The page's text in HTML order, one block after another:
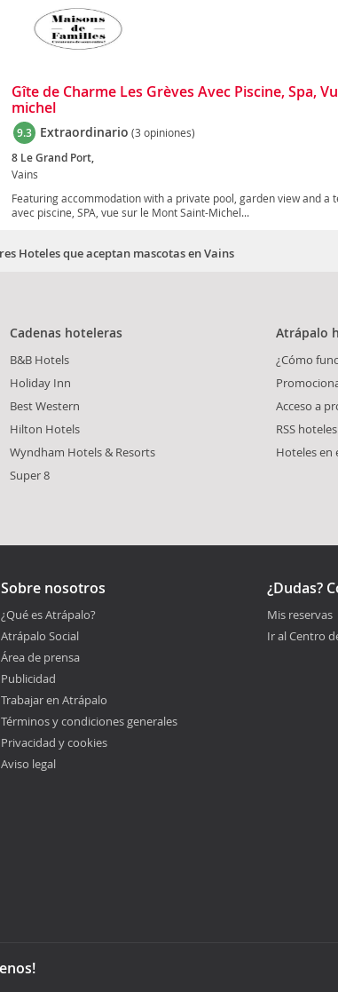
Gîte de Charme Les Grèves Avec Piscine, Spa,
michel
9.3 Extraordinario (3 opiniones)
8 Le Grand Port,
Vains
Featuring accommodation with a private pool, garden view and a
avec piscine, SPA, vue sur le Mont Saint-Michel...
Hoteles que aceptan mascotas en Vains
Cadenas hoteleras
B&B Hotels
Holiday Inn
Best Western
Hilton Hotels
Wyndham Hotels & Resorts
Super 8
Atrápalo
¿Cómo
Acceso a
RSS
Hoteles en
Sobre nosotros
¿Qué es Atrápalo?
Atrápalo Social
Área de prensa
Publicidad
Trabajar en Atrápalo
Términos y condiciones generales
Privacidad y cookies
Aviso legal
¿Dudas?
Mis reservas
Ir al Centro